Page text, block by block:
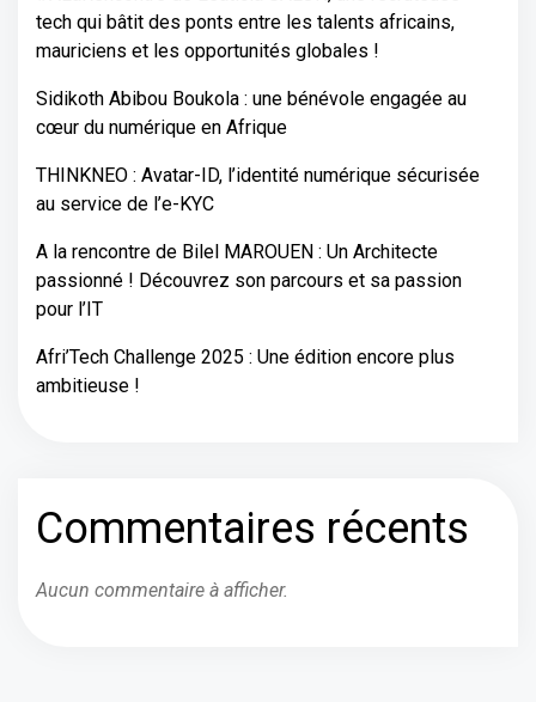
tech qui bâtit des ponts entre les talents africains,
mauriciens et les opportunités globales !
Sidikoth Abibou Boukola : une bénévole engagée au
cœur du numérique en Afrique
THINKNEO : Avatar-ID, l’identité numérique sécurisée
au service de l’e-KYC
A la rencontre de Bilel MAROUEN : Un Architecte
passionné ! Découvrez son parcours et sa passion
pour l’IT
Afri’Tech Challenge 2025 : Une édition encore plus
ambitieuse !
Commentaires récents
Aucun commentaire à afficher.